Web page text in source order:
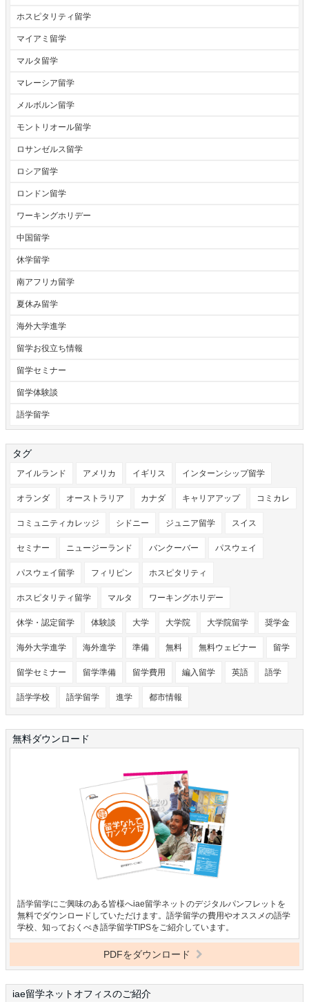
ホスピタリティ留学
マイアミ留学
マルタ留学
マレーシア留学
メルボルン留学
モントリオール留学
ロサンゼルス留学
ロシア留学
ロンドン留学
ワーキングホリデー
中国留学
休学留学
南アフリカ留学
夏休み留学
海外大学進学
留学お役立ち情報
留学セミナー
留学体験談
語学留学
タグ
アイルランド アメリカ イギリス インターンシップ留学
オランダ オーストラリア カナダ キャリアアップ コミカレ
コミュニティカレッジ シドニー ジュニア留学 スイス
セミナー ニュージーランド バンクーバー パスウェイ
パスウェイ留学 フィリピン ホスピタリティ
ホスピタリティ留学 マルタ ワーキングホリデー
休学・認定留学 体験談 大学 大学院 大学院留学 奨学金
海外大学進学 海外進学 準備 無料 無料ウェビナー 留学
留学セミナー 留学準備 留学費用 編入留学 英語 語学
語学学校 語学留学 進学 都市情報
無料ダウンロード
語学留学にご興味のある皆様へiae留学ネットのデジタルパンフレットを
無料でダウンロードしていただけます。語学留学の費用やオススメの語学
学校、知っておくべき語学留学TIPSをご紹介しています。
PDFをダウンロード
iae留学ネットオフィスのご紹介